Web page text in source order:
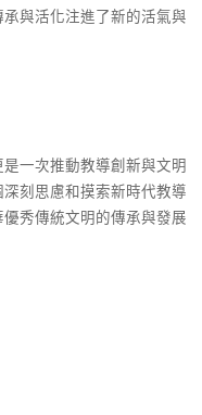
與活化注進了新的活氣與
一次推動教導創新與文明
刻思慮和摸索新時代教導
秀傳統文明的傳承與發展